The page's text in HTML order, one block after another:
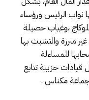
نواب الرئيس ورؤساء
،وغياب حصيلة
مبررة والتشبث بها
للمساءلة
قيادات حزبية تتابع
مكناس .